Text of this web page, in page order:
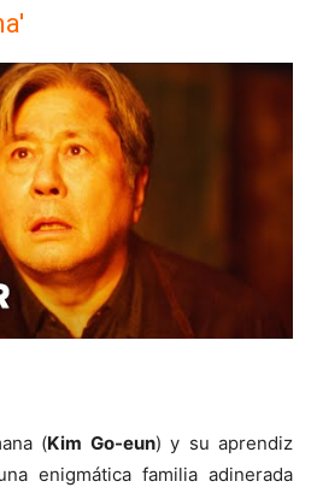
(Kim Go-eun) y su aprendiz
enigmática familia adinerada